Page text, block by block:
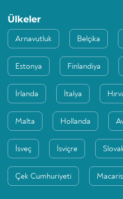
Ülkeler
Arnavutluk Belçika
Estonya Finlandiya
İrlanda İtalya
Malta Hollanda
İsveç İsviçre
Çek Cumhuriyeti